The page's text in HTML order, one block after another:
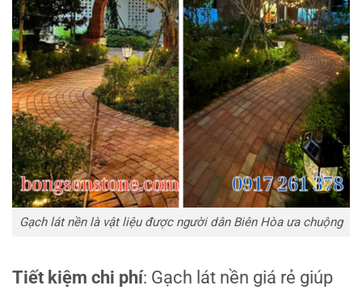
Gạch lát nền là vật liệu được người dân Biên Hòa ưa chuộng
Tiết kiệm chi phí: Gạch lát nền giá rẻ giúp